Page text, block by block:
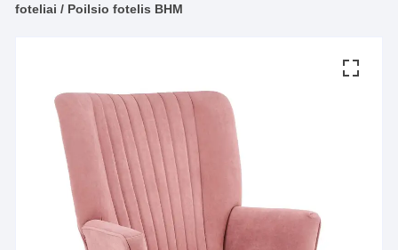
foteliai / Poilsio fotelis BHM